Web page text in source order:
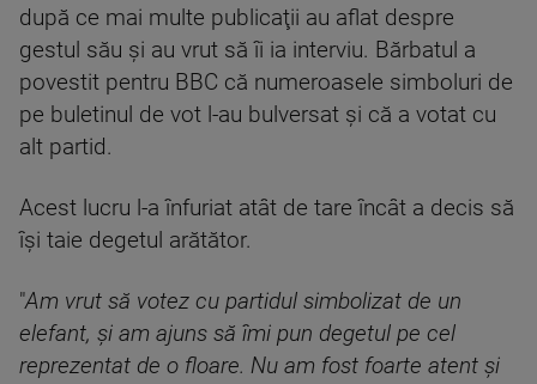
după ce mai multe publicaţii au aflat despre
gestul său şi au vrut să îi ia interviu. Bărbatul a
povestit pentru BBC că numeroasele simboluri de
pe buletinul de vot l-au bulversat şi că a votat cu
alt partid.
Acest lucru l-a înfuriat atât de tare încât a decis să
îşi taie degetul arătător.
"Am vrut să votez cu partidul simbolizat de un
elefant, şi am ajuns să îmi pun degetul pe cel
reprezentat de o floare. Nu am fost foarte atent şi